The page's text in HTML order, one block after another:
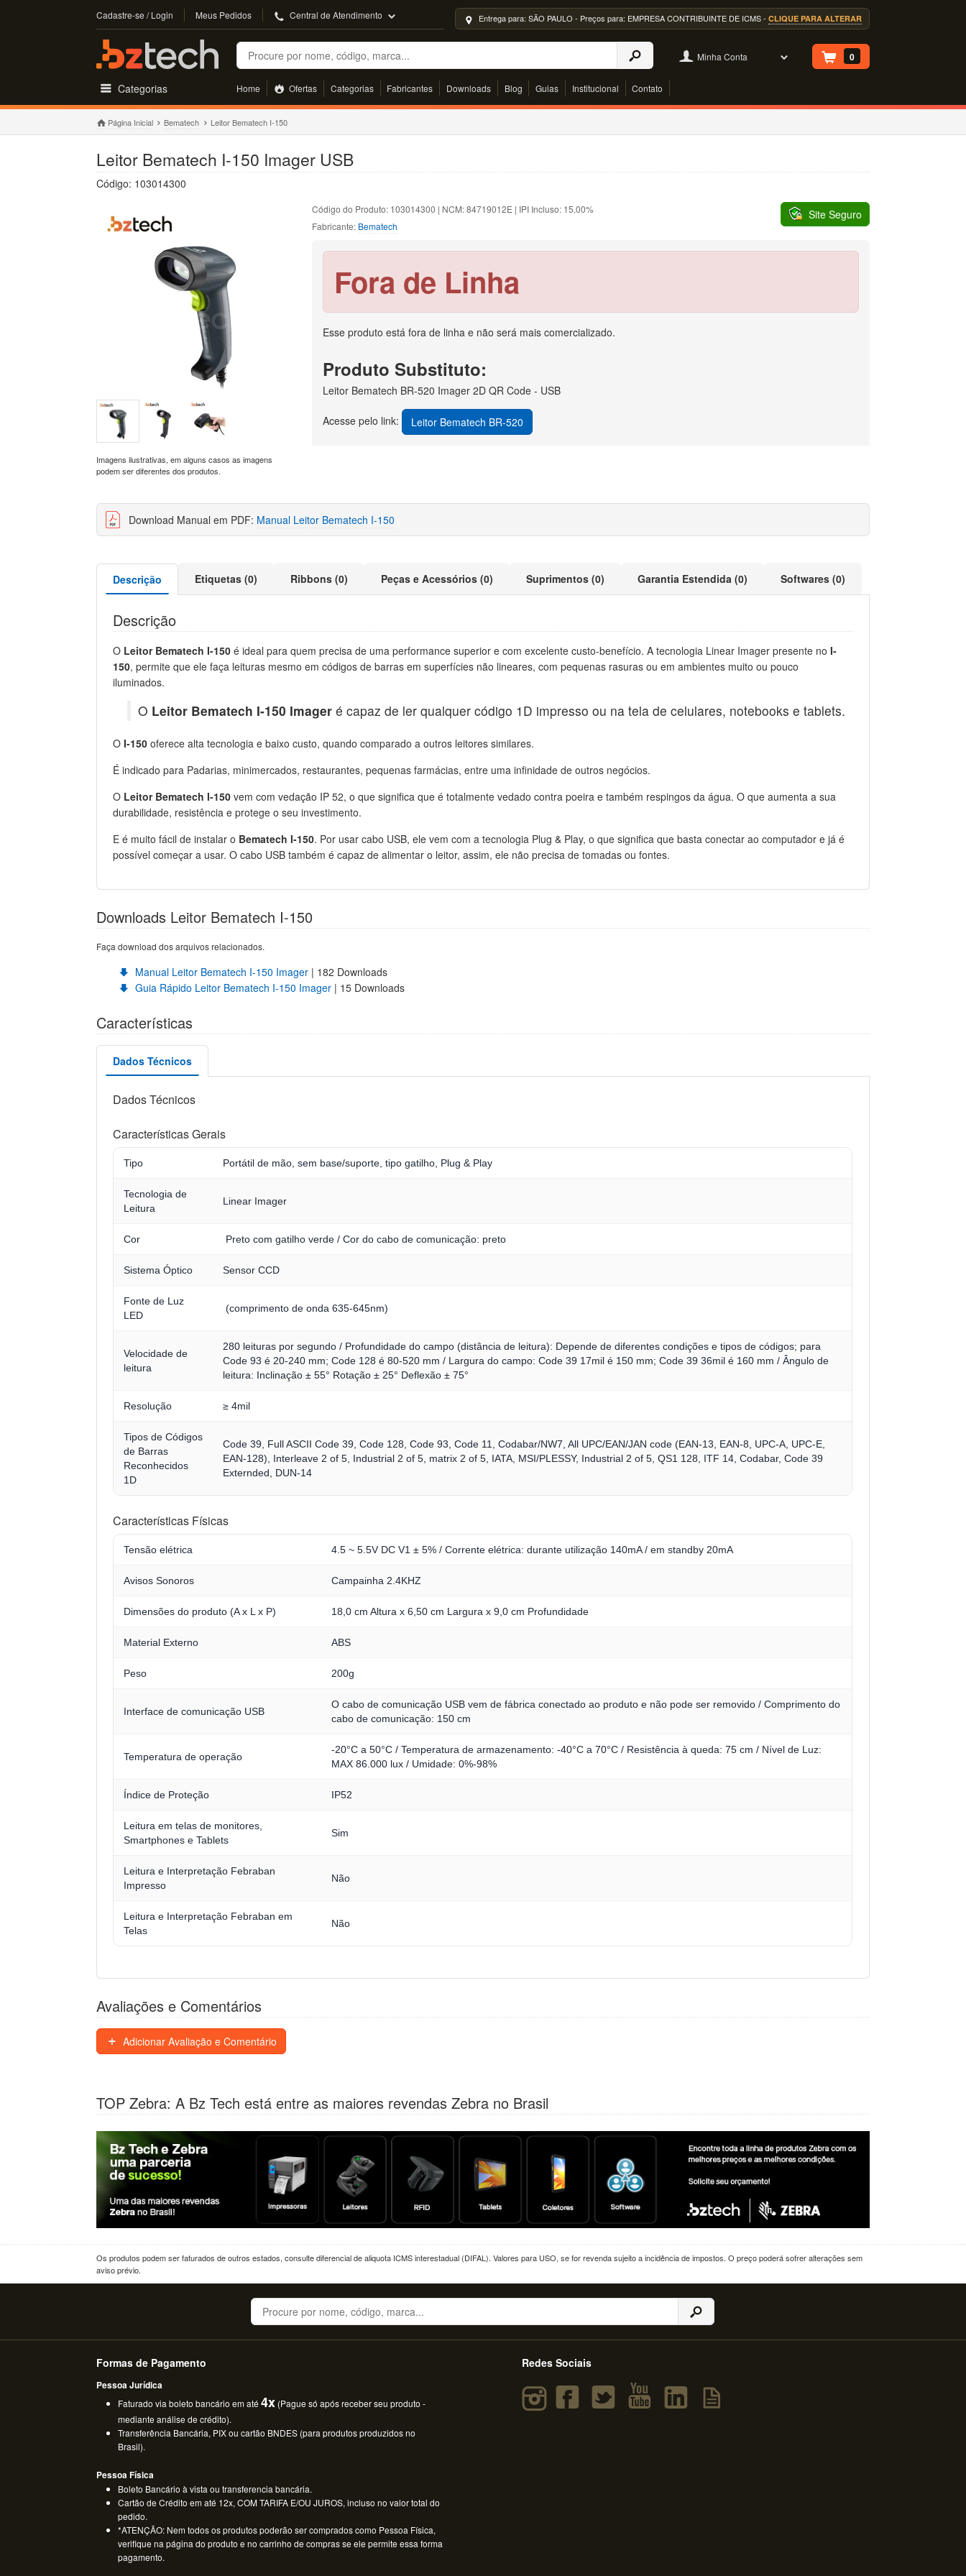
Cadastre-se / Login Meus Pedidos Central de Atendimento Entrega para: SÃO PAULO - Preços para: EMPRESA CONTRIBUINTE DE ICMS - CLIQUE PARA ALTERAR
Buscar
Minha Conta 0
Categorias Home Ofertas Categorias Fabricantes Downloads Blog Guias Institucional Contato
Página Inicial Bematech Leitor Bematech I-150
Leitor Bematech I-150 Imager USB
Código: 103014300
Site Seguro
Imagens ilustrativas, em alguns casos as imagens
podem ser diferentes dos produtos.
Código do Produto: 103014300 | NCM: 84719012E | IPI Incluso: 15.00%
Fabricante: Bematech
Fora de Linha
Esse produto está fora de linha e não será mais comercializado.
Produto Substituto:
Leitor Bematech BR-520 Imager 2D QR Code - USB
Acesse pelo link: Leitor Bematech BR-520
Download Manual em PDF: Manual Leitor Bematech I-150
Descrição Etiquetas (0) Ribbons (0) Peças e Acessórios (0) Suprimentos (0) Garantia Estendida (0) Softwares (0)
Descrição
O Leitor Bematech I-150 é ideal para quem precisa de uma performance superior e com excelente custo-benefício. A tecnologia Linear Imager presente noI-
150, permite que ele faça leituras mesmo em códigos de barras em superfícies não lineares, com pequenas rasuras ou em ambientes muito ou pouco
iluminados.
O Leitor Bematech I-150 Imager é capaz de ler qualquer código 1D impresso ou na tela de celulares, notebooks e tablets.
O I-150oferece alta tecnologia e baixo custo, quando comparado a outros leitores similares.
É indicado para Padarias, minimercados, restaurantes, pequenas farmácias, entre uma infinidade de outros negócios.
O Leitor Bematech I-150 vem com vedação IP 52, o que significa que é totalmente vedado contra poeira e também respingos da água. O que aumenta a sua
durabilidade, resistência e protege o seu investimento.
E é muito fácil de instalar o Bematech I-150. Por usar cabo USB, ele vem com a tecnologia Plug & Play, o que significa que basta conectar ao computador e já é
possível começar a usar. O cabo USB também é capaz de alimentar o leitor, assim, ele não precisa de tomadas ou fontes.
Downloads Leitor Bematech I-150
Faça download dos arquivos relacionados.
Manual Leitor Bematech I-150 Imager| 182 Downloads
Guia Rápido Leitor Bematech I-150 Imager| 15 Downloads
Características
Dados Técnicos
Dados Técnicos
Características Gerais
Tipo Portátil de mão, sem base/suporte, tipo gatilho, Plug & Play
Tecnologia de
Leitura
Linear Imager
Cor Preto com gatilho verde / Cor do cabo de comunicação: preto
Sistema Óptico Sensor CCD
Fonte de Luz
LED
(comprimento de onda 635-645nm)
Velocidade de
leitura
280 leituras por segundo / Profundidade do campo (distância de leitura): Depende de diferentes condições e tipos de códigos; para
Code 93 é 20-240 mm; Code 128 é 80-520 mm / Largura do campo: Code 39 17mil é 150 mm; Code 39 36mil é 160 mm / Ângulo de
leitura: Inclinação ± 55° Rotação ± 25° Deflexão ± 75°
Resolução ≥ 4mil
Tipos de Códigos
de Barras
Reconhecidos
1D
Code 39, Full ASCII Code 39, Code 128, Code 93, Code 11, Codabar/NW7, All UPC/EAN/JAN code (EAN-13, EAN-8, UPC-A, UPC-E,
EAN-128), Interleave 2 of 5, Industrial 2 of 5, matrix 2 of 5, IATA, MSI/PLESSY, Industrial 2 of 5, QS1 128, ITF 14, Codabar, Code 39
Externded, DUN-14
Características Físicas
Tensão elétrica 4.5 ~ 5.5V DC V1 ± 5% / Corrente elétrica: durante utilização 140mA / em standby 20mA
Avisos Sonoros Campainha 2.4KHZ
Dimensões do produto (A x L x P) 18,0 cm Altura x 6,50 cm Largura x 9,0 cm Profundidade
Material Externo ABS
Peso 200g
Interface de comunicação USB
O cabo de comunicação USB vem de fábrica conectado ao produto e não pode ser removido / Comprimento do
cabo de comunicação: 150 cm
Temperatura de operação
-20°C a 50°C / Temperatura de armazenamento: -40°C a 70°C / Resistência à queda: 75 cm / Nível de Luz:
MAX 86.000 lux / Umidade: 0%-98%
Índice de Proteção IP52
Leitura em telas de monitores,
Smartphones e Tablets
Sim
Leitura e Interpretação Febraban
Impresso
Não
Leitura e Interpretação Febraban em
Telas
Não
Avaliações e Comentários
Adicionar Avaliação e Comentário
TOP Zebra: A Bz Tech está entre as maiores revendas Zebra no Brasil
Os produtos podem ser faturados de outros estados, consulte diferencial de aliquota ICMS interestadual (DIFAL). Valores para USO, se for revenda sujeito a incidência de impostos. O preço poderá sofrer alterações sem
aviso prévio.
Buscar
Formas de Pagamento
Pessoa Jurídica
Faturado via boleto bancário em até4x (Pague só após receber seu produto -
mediante análise de crédito).
Transferência Bancária, PIX ou cartão BNDES (para produtos produzidos no
Brasil).
Pessoa Física
Boleto Bancário à vista ou transferencia bancária.
Cartão de Crédito em até 12x, COM TARIFA E/OU JUROS, incluso no valor total do
pedido.
*ATENÇÃO: Nem todos os produtos poderão ser comprados como Pessoa Física,
verifique na página do produto e no carrinho de compras se ele permite essa forma
pagamento.
Redes Sociais